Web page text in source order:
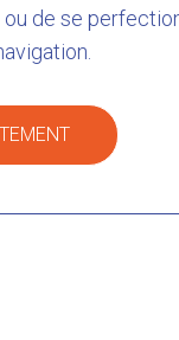
de se